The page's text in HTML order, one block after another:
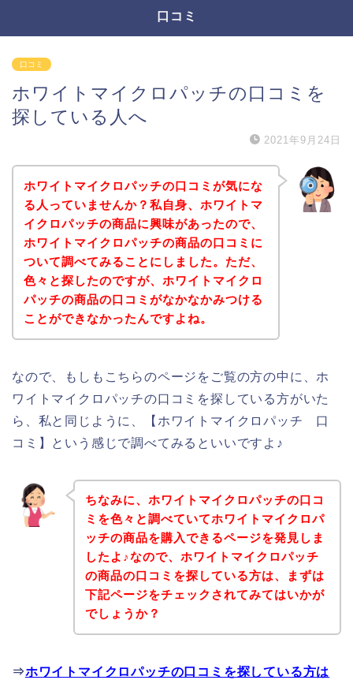
口コミ
口コミ
ホワイトマイクロパッチの口コミを
探している人へ
2021年9月24日
ホワイトマイクロパッチの口コミが気にな
る人っていませんか？私自身、ホワイトマ
イクロパッチの商品に興味があったので、
ホワイトマイクロパッチの商品の口コミに
ついて調べてみることにしました。ただ、
色々と探したのですが、ホワイトマイクロ
パッチの商品の口コミがなかなかみつける
ことができなかったんですよね。
なので、もしもこちらのページをご覧の方の中に、ホ
ワイトマイクロパッチの口コミを探している方がいた
ら、私と同じように、【ホワイトマイクロパッチ 口
コミ】という感じで調べてみるといいですよ♪
ちなみに、ホワイトマイクロパッチの口コ
ミを色々と調べていてホワイトマイクロパ
ッチの商品を購入できるページを発見しま
したよ♪なので、ホワイトマイクロパッチ
の商品の口コミを探している方は、まずは
下記ページをチェックされてみてはいかが
でしょうか？
⇒ホワイトマイクロパッチの口コミを探している方は